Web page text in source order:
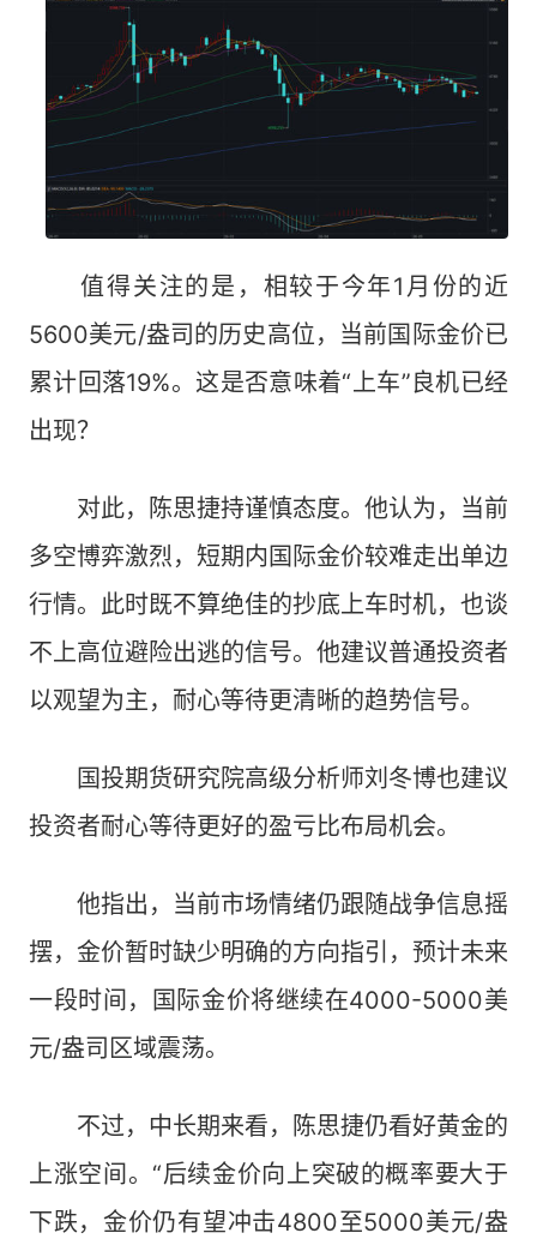
值得关注的是，相较于今年1月份的近
5600美元/盎司的历史高位，当前国际金价已
累计回落19%。这是否意味着“上车”良机已经
出现？
对此，陈思捷持谨慎态度。他认为，当前
多空博弈激烈，短期内国际金价较难走出单边
行情。此时既不算绝佳的抄底上车时机，也谈
不上高位避险出逃的信号。他建议普通投资者
以观望为主，耐心等待更清晰的趋势信号。
国投期货研究院高级分析师刘冬博也建议
投资者耐心等待更好的盈亏比布局机会。
他指出，当前市场情绪仍跟随战争信息摇
摆，金价暂时缺少明确的方向指引，预计未来
一段时间，国际金价将继续在4000-5000美
元/盎司区域震荡。
不过，中长期来看，陈思捷仍看好黄金的
上涨空间。“后续金价向上突破的概率要大于
下跌，金价仍有望冲击4800至5000美元/盎